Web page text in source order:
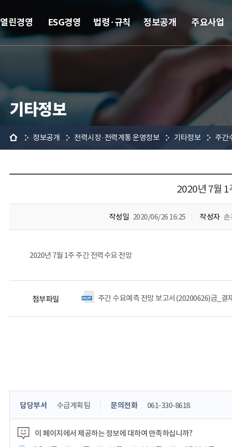
열린경영 ESG경영 법령·규칙 정보공개 주요사업
기타정보
홈 정보공개 전력시장·전력계통 운영정보 기타정보 주간
2020년 7월 1
작성일 2020/06/26 16:25 작성자 손
2020년 7월 1주 주간 전력수요 전망
첨부파일 주간 수요예측 전망 보고서(20200626)금_결
콘
츠
정
담당부서 수급계획팀 문의전화 061-330-8618
이 페이지에서 제공하는 정보에 대하여 만족하십니까?